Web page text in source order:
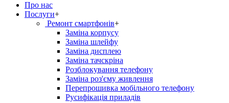
Про нас
Послуги+
Ремонт смартфонів+
Заміна корпусу
Заміна шлейфу
Заміна дисплею
Заміна тачскріна
Розблокування телефону
Заміна роз'єму живлення
Перепрошивка мобільного телефону
Русифікація приладів